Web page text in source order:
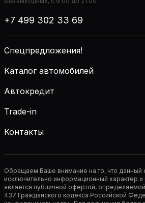
+7 499 302 33 69
Спецпредложения!
Каталог автомобилей
Автокредит
Trade-in
Контакты
Обращаем Ваше внимание на то, что данный
исключительно информационный характер и
является публичной офертой,
437 Гражданского кодекса Российской